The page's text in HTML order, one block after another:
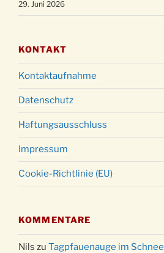
29. Juni 2026
KONTAKT
Kontaktaufnahme
Datenschutz
Haftungsausschluss
Impressum
Cookie-Richtlinie (EU)
KOMMENTARE
Nils zu Tagpfauenauge im Schnee